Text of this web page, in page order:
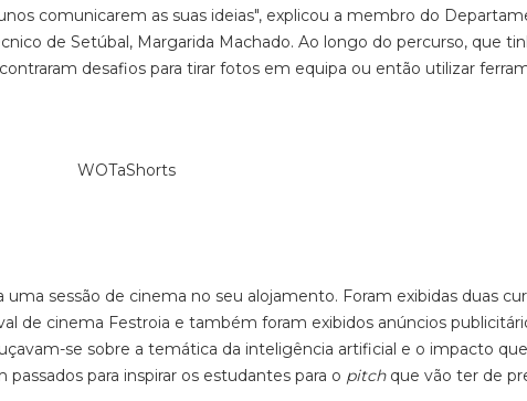
comunicarem as suas ideias", explicou a membro do
de Setúbal, Margarida Machado. Ao longo do percurso, que
desafios para tirar fotos em equipa ou então utilizar
sessão de cinema no seu alojamento. Foram exibidas duas
de cinema Festroia e também foram exibidos anúncios
se sobre a temática da inteligência artificial e o impacto
para inspirar os estudantes para o pitchque vão ter de